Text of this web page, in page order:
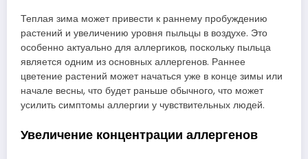
Теплая зима может привести к раннему пробуждению
растений и увеличению уровня пыльцы в воздухе. Это
особенно актуально для аллергиков, поскольку пыльца
является одним из основных аллергенов. Раннее
цветение растений может начаться уже в конце зимы или
начале весны, что будет раньше обычного, что может
усилить симптомы аллергии у чувствительных людей.
Увеличение концентрации аллергенов